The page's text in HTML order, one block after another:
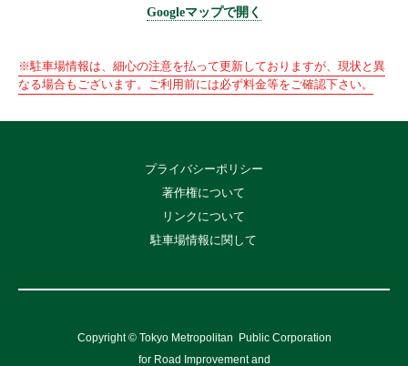
Googleマップで開く
※駐車場情報は、細心の注意を払って更新しておりますが、現状と異
なる場合もございます。ご利用前には必ず料金等をご確認下さい。
プライバシーポリシー
著作権について
リンクについて
駐車場情報に関して
Copyright © Tokyo Metropolitan
Public Corporation
for Road Improvement and